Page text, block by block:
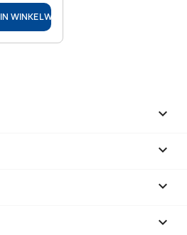
IN WINKELWAGEN



keyboard_arrow_down